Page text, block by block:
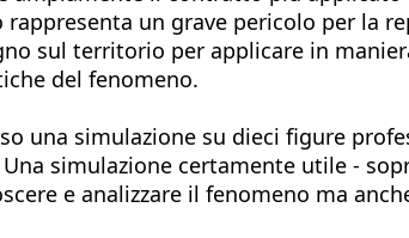
un grave pericolo per la
sul territorio per applicare in
del fenomeno.
una simulazione su dieci figure
Una simulazione certamente utile -
e analizzare il fenomeno ma